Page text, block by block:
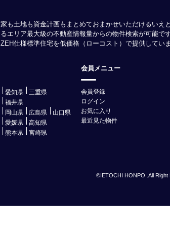
家も土地も資金計画もまとめておまかせいただけるい
るエリア最大級の不動産情報量からの物件検索が可能で
ZEH仕様標準住宅を低価格（ローコスト）で提供していま
愛知県
三重県
福井県
岡山県 広島県
山口県
愛媛県
高知県
熊本県 宮崎県
会員メニュー
会員登録
ログイン
お気に入り
最近見た物件
©IETOCHI HONPO .All Right